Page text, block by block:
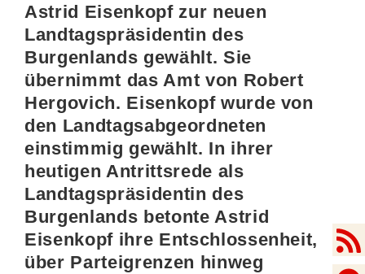
Astrid Eisenkopf zur neuen
Landtagspräsidentin des
Burgenlands gewählt. Sie
übernimmt das Amt von Robert
Hergovich. Eisenkopf wurde von
den Landtagsabgeordneten
einstimmig gewählt. In ihrer
heutigen Antrittsrede als
Landtagspräsidentin des
Burgenlands betonte Astrid
Eisenkopf ihre Entschlossenheit,
über Parteigrenzen hinweg